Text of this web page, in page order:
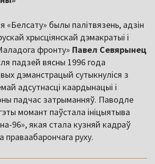
«Белсату» былы палітвязень, адзін
хрысціянскай дэмакратыі і
фронту» Павел Севярынец
падзей вясны 1996 года
дэманстрацый сутыкнуліся з
адсутнасці каардынацыі і
падчас затрыманняў. Паводле
момант паўстала ініцыятыва
96», якая стала кузняй кадраў
праваабарончага руху.